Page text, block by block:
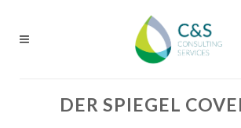
DER SPIEGEL